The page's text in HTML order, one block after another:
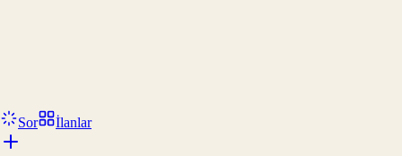
Sor İlanlar